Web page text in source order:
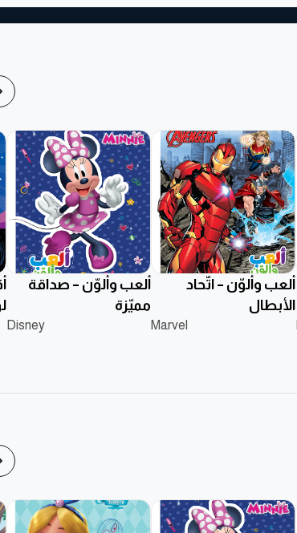
ألعب وألوّن – اتّحاد
الأبطال
Marvel
ألعب وألوّن – صداقة
مميّزة
Disney